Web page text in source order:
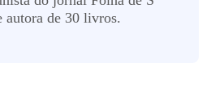
autora de 30 livros.